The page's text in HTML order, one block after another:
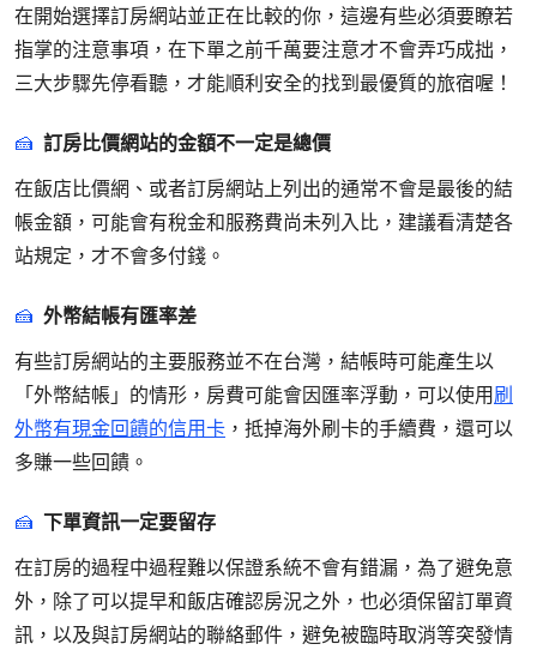
在開始選擇訂房網站並正在比較的你，這邊有些必須要瞭若
指掌的注意事項，在下單之前千萬要注意才不會弄巧成拙，
三大步驟先停看聽，才能順利安全的找到最優質的旅宿喔！
訂房比價網站的金額不一定是總價
在飯店比價網、或者訂房網站上列出的通常不會是最後的結
帳金額，可能會有稅金和服務費尚未列入比，建議看清楚各
站規定，才不會多付錢。
外幣結帳有匯率差
有些訂房網站的主要服務並不在台灣，結帳時可能產生以
「外幣結帳」的情形，房費可能會因匯率浮動，可以使用刷
外幣有現金回饋的信用卡 ，抵掉海外刷卡的手續費，還可以
多賺一些回饋。
下單資訊一定要留存
在訂房的過程中過程難以保證系統不會有錯漏，為了避免意
外，除了可以提早和飯店確認房況之外，也必須保留訂單資
訊，以及與訂房網站的聯絡郵件，避免被臨時取消等突發情